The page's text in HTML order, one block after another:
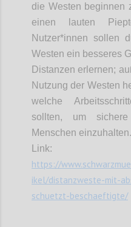
die Westen beginnen
einen lauten
Nutzer*innen sollen
Westen ein besseres
Distanzen erlernen;
Nutzung der Westen
welche
sollten, um
Menschen einzuhalten.
Link:
https://
ikel/distanzweste-mit-
schuetzt-beschaeftigte/